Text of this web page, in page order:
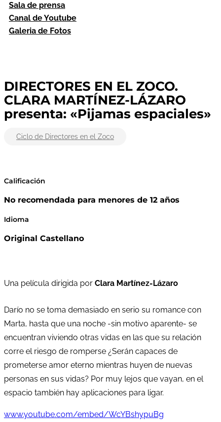
Sala de prensa
Canal de Youtube
Galeria de Fotos
DIRECTORES EN EL ZOCO.
CLARA MARTÍNEZ-LÁZARO
presenta: «Pijamas espaciales»
Ciclo de Directores en el Zoco
Calificación
No recomendada para menores de 12 años
Idioma
Original Castellano
Una película dirigida por Clara Martínez-Lázaro
Darío no se toma demasiado en serio su romance con
Marta, hasta que una noche -sin motivo aparente- se
encuentran viviendo otras vidas en las que su relación
corre el riesgo de romperse ¿Serán capaces de
prometerse amor eterno mientras huyen de nuevas
personas en sus vidas? Por muy lejos que vayan, en el
espacio también hay aplicaciones para ligar.
www.youtube.com/embed/WcYBshypuBg